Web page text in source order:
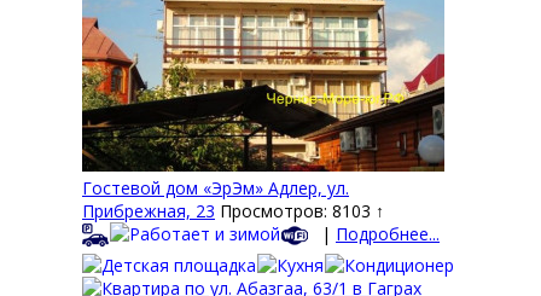
Гостевой дом «ЭрЭм» Адлер, ул.
Прибрежная, 23 Просмотров: 8103 ↑
| Подробнее...